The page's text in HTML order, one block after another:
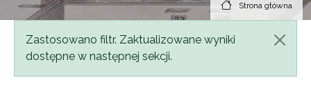
Strona główna
Komunikat
Zastosowano filtr. Zaktualizowane wyniki
dostępne w następnej sekcji.